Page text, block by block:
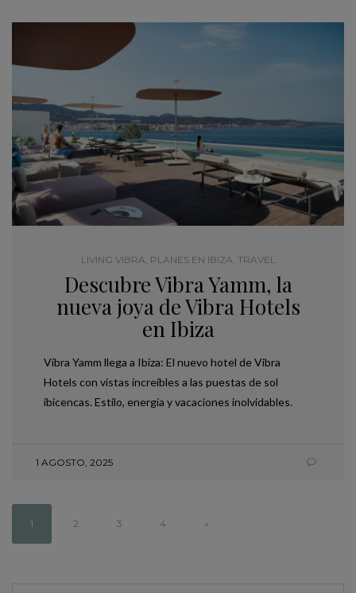
LIVING VIBRA, PLANES EN IBIZA, TRAVEL
Descubre Vibra Yamm, la
nueva joya de Vibra Hotels
en Ibiza
Vibra Yamm llega a Ibiza: El nuevo hotel de Vibra
Hotels con vistas increíbles a las puestas de sol
ibicencas. Estilo, energía y vacaciones inolvidables.
1 AGOSTO, 2025
1 2 3 4 »